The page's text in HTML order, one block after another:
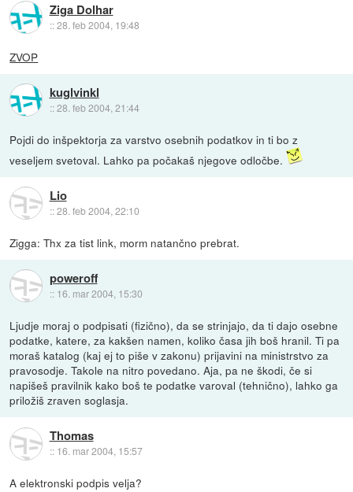
Ziga Dolhar
::28. feb 2004, 19:48
ZVOP
kuglvinkl
::28. feb 2004, 21:44
Pojdi do inšpektorja za varstvo osebnih podatkov in ti bo z
veseljem svetoval. Lahko pa počakaš njegove odločbe.
Lio
::28. feb 2004, 22:10
Zigga: Thx za tist link, morm natančno prebrat.
poweroff
:: 16. mar 2004, 15:30
Ljudje moraj o podpisati (fizično), da se strinjajo, da ti dajo osebne
podatke, katere, za kakšen namen, koliko časa jih boš hranil. Ti pa
moraš katalog (kaj ej to piše v zakonu) prijavini na ministrstvo za
pravosodje. Takole na nitro povedano. Aja, pa ne škodi, če si
napišeš pravilnik kako boš te podatke varoval (tehnično), lahko ga
priložiš zraven soglasja.
Thomas
:: 16. mar 2004, 15:57
A elektronski podpis velja?